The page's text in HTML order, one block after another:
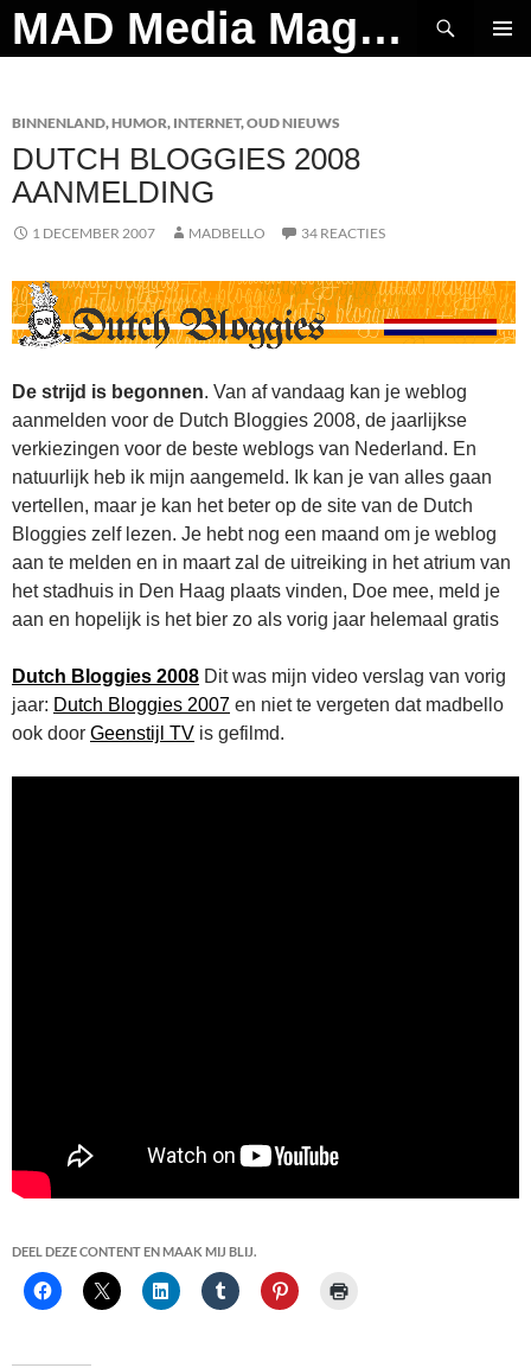
Ga
naar
MAD Media Magazine
Zoeken
BINNENLAND,HUMOR, INTERNET,OUD NIEUWS
DUTCH BLOGGIES 2008
AANMELDING
1 DECEMBER 2007 MADBELLO 34 REACTIES
De strijd is begonnen. Van af vandaag kan je weblog
aanmelden voor de Dutch Bloggies 2008, de jaarlijkse
verkiezingen voor de beste weblogs van Nederland. En
natuurlijk heb ik mijn aangemeld. Ik kan je van alles gaan
vertellen, maar je kan het beter op de site van de Dutch
Bloggies zelf lezen. Je hebt nog een maand om je weblog
aan te melden en in maart zal de uitreiking in het atrium van
het stadhuis in Den Haag plaats vinden, Doe mee, meld je
aan en hopelijk is het bier zo als vorig jaar helemaal gratis
Dutch Bloggies 2008 Dit was mijn video verslag van vorig
jaar: Dutch Bloggies 2007 en niet te vergeten dat madbello
ook door Geenstijl TV is gefilmd.
DEEL DEZE CONTENT EN MAAK MIJ BLIJ.